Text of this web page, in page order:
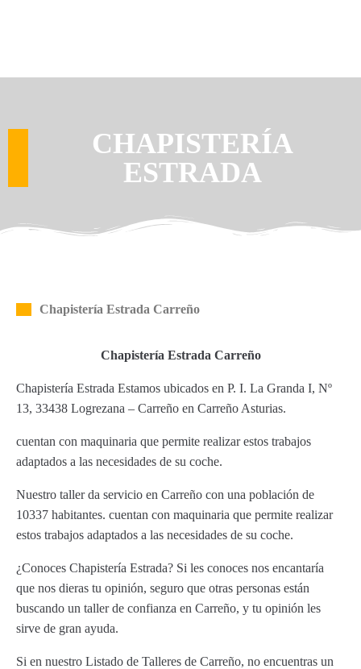
CHAPISTERÍA
ESTRADA
Chapistería Estrada Carreño
Chapistería Estrada Carreño
Chapistería Estrada Estamos ubicados en P. I. La Granda I, Nº
13, 33438 Logrezana – Carreño en Carreño Asturias.
cuentan con maquinaria que permite realizar estos trabajos
adaptados a las necesidades de su coche.
Nuestro taller da servicio en Carreño con una población de
10337 habitantes. cuentan con maquinaria que permite realizar
estos trabajos adaptados a las necesidades de su coche.
¿Conoces Chapistería Estrada? Si les conoces nos encantaría
que nos dieras tu opinión, seguro que otras personas están
buscando un taller de confianza en Carreño, y tu opinión les
sirve de gran ayuda.
Si en nuestro Listado de Talleres de Carreño, no encuentras un